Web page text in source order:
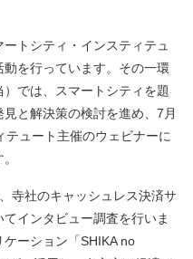
トシティ・インスティテュ
を行っています。その一環
では、スマートシティを題
と解決策の検討を進め、7月
ュート主催のウェビナーに
寺社のキャッシュレス決済サ
インタビュー調査を行いま
ーション「SHIKA no